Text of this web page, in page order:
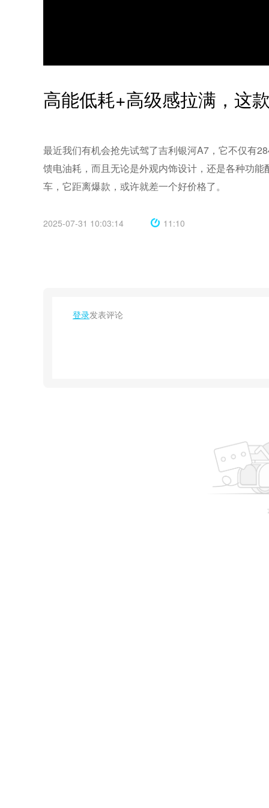
高能低耗+高级感拉满，这
最近我们有机会抢先试驾了吉利银河A7，它不仅有
馈电油耗，而且无论是外观内饰设计，还是各种功
2025-07-31 10:03:14 11:10
登录发表评论